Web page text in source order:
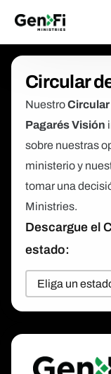
Circular
NuestroCircular
Pagarés Visión
sobre nuestras
ministerio y
tomar una
Ministries.
Descargue el
estado: